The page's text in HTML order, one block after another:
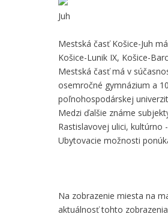
Juh
Mestská časť Košice-Juh
Košice-Lunik IX, Košice-
Mestská časť má v
osemročné gymnázium a
poľnohospodárskej
Medzi ďalšie známe
Rastislavovej ulici, kultúrno
Ubytovacie možnosti
Na zobrazenie miesta na
aktuálnosť tohto zobrazenia